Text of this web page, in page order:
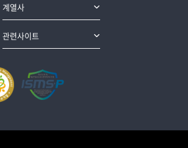
계열사
관련사이트